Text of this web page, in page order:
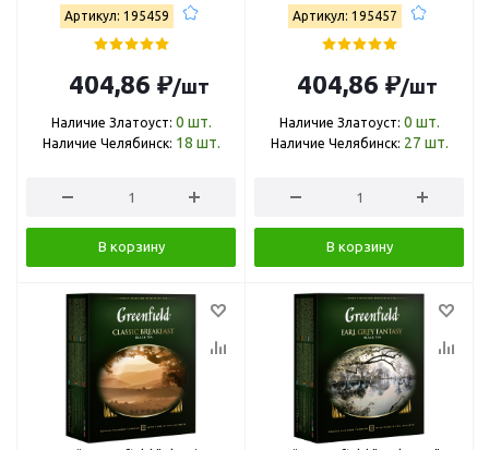
Артикул: 195459
404,86 ₽/шт
Наличие Златоуст: 0 шт.
Наличие Челябинск: 18 шт.
В корзину
по 1,5г 1065-09
Артикул: 195457
404,86 ₽/шт
Наличие Златоуст: 0 шт.
Наличие Челябинск: 27 шт.
В корзину